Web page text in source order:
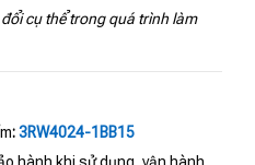
cụ thể trong quá trình làm
:3RW4024-1BB15